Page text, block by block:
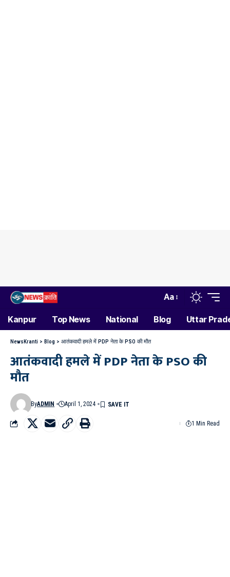
Aa
Kanpur Top News National Blog Uttar
NewsKranti > Blog > आतंकवादी हमले में PDP नेता के PSO की मौत
आतंकवादी हमले में PDP नेता के PSO की
मौत
ByADMIN April 1, 2024
1 Min Read